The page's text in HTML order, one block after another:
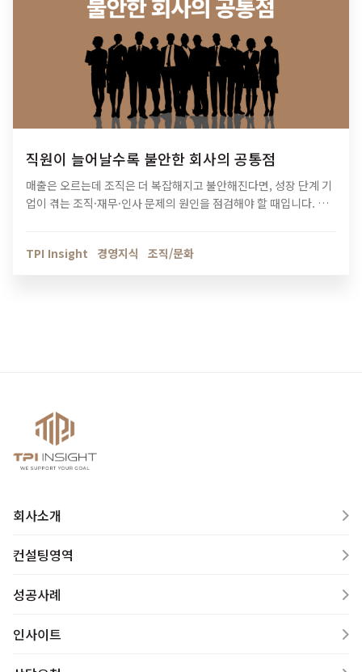
직원이 늘어날수록 불안한 회사의 공통점
매출은 오르는데 조직은 더 복잡해지고 불안해진다면, 성장 단계 기
업이 겪는 조직·재무·인사 문제의 원인을 점검해야 할 때입니다. 티
TPI Insight
경영지식 조직/문화
회사소개
컨설팅영역
성공사례
인사이트